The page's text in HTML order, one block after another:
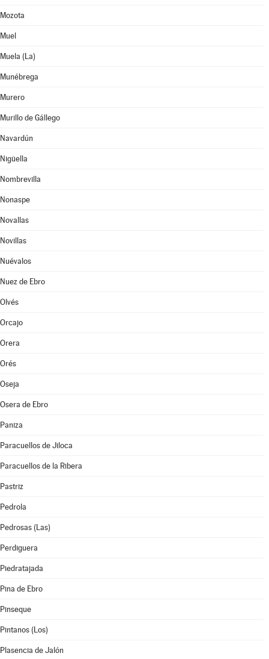
Mozota
Muel
Muela (La)
Munébrega
Murero
Murillo de Gállego
Navardún
Nigüella
Nombrevilla
Nonaspe
Novallas
Novillas
Nuévalos
Nuez de Ebro
Olvés
Orcajo
Orera
Orés
Oseja
Osera de Ebro
Paniza
Paracuellos de Jiloca
Paracuellos de la Ribera
Pastriz
Pedrola
Pedrosas (Las)
Perdiguera
Piedratajada
Pina de Ebro
Pinseque
Pintanos (Los)
Plasencia de Jalón